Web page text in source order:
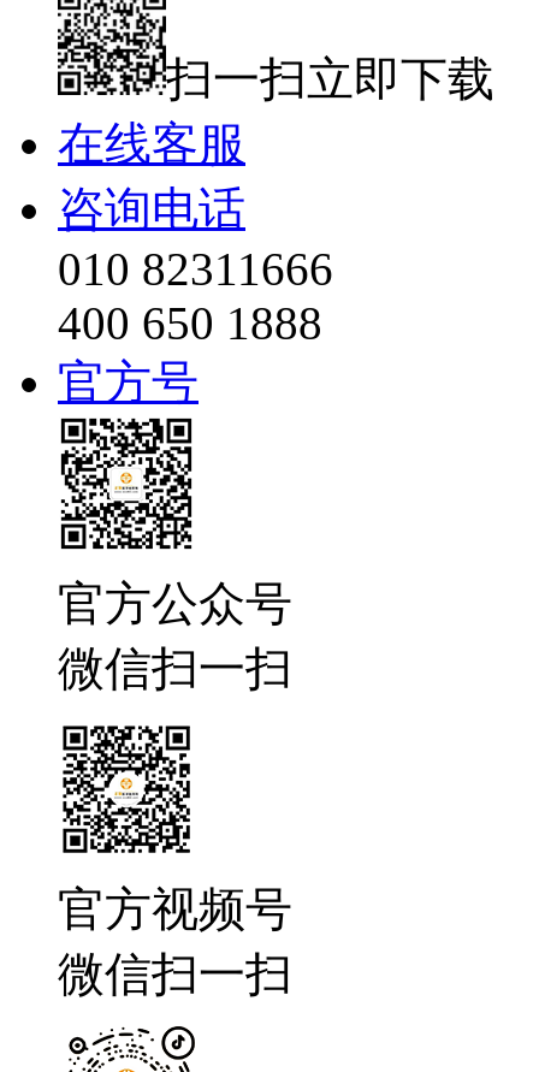
扫一扫立即下载
在线客服
咨询电话
010 82311666
400 650 1888
官方号
官方公众号
微信扫一扫
官方视频号
微信扫一扫